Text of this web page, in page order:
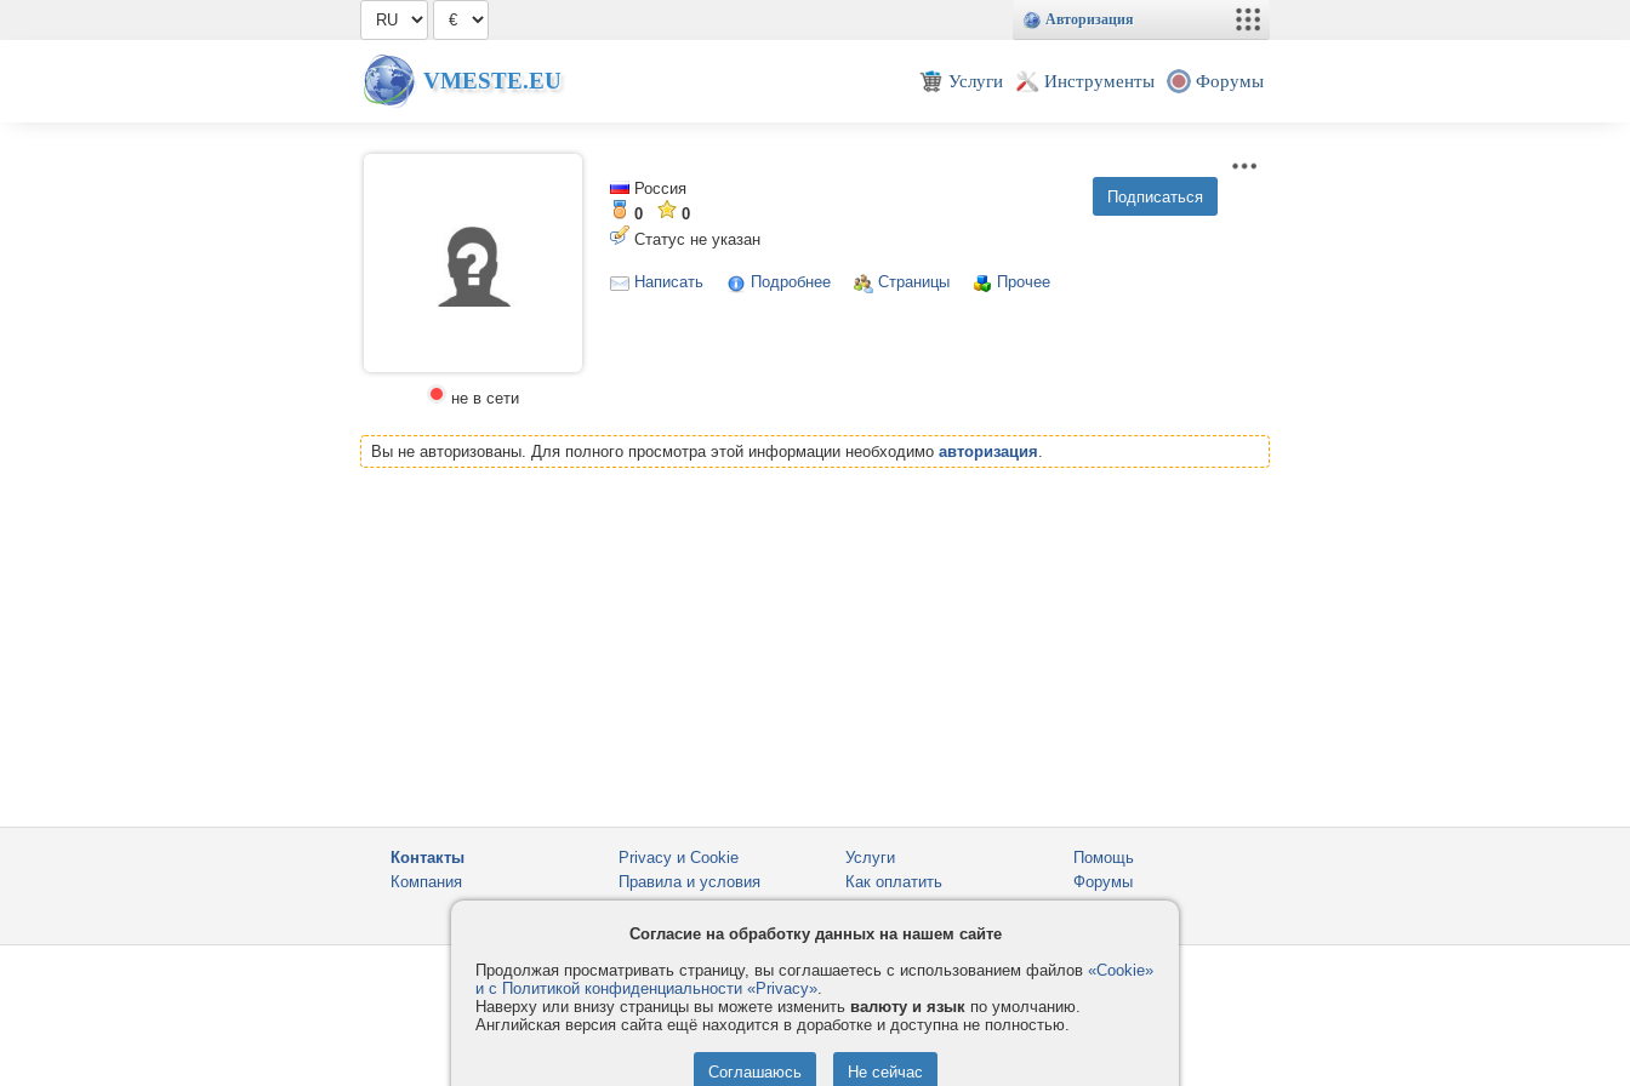
Авторизация
VMESTE.EU Услуги Инструменты Форумы
не в сети
Россия
0
0
Статус не указан
Написать Подробнее Страницы Прочее
Вы не авторизованы. Для полного просмотра этой информации необходимо авторизация.
Контакты
Компания
Privacy и Cookie
Правила и условия
Услуги
Как оплатить
Помощь
Форумы
Согласие на обработку данных на нашем сайте
Продолжая просматривать страницу, вы соглашаетесь с использованием файлов «Cookie»
и с Политикой конфиденциальности «Privacy».
Наверху или внизу страницы вы можете изменить валюту и язык по умолчанию.
Английская версия сайта ещё находится в доработке и доступна не полностью.